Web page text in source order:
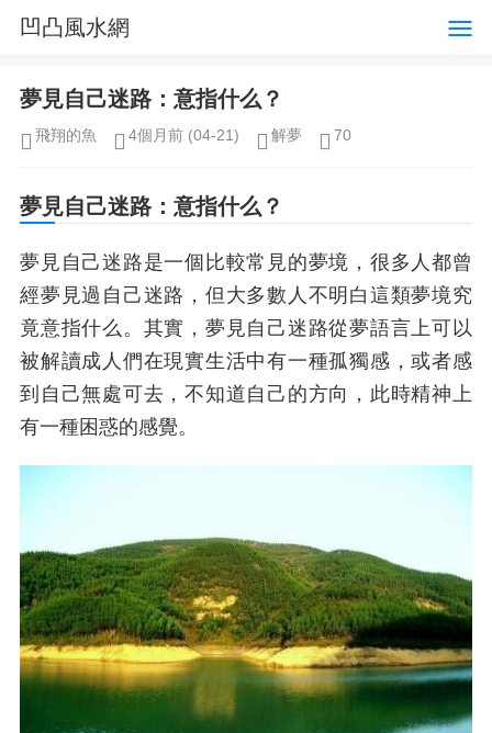
凹凸風水網
夢見自己迷路：意指什么？
飛翔的魚 4個月前 (04-21) 解夢 70
夢見自己迷路：意指什么？
夢見自己迷路是一個比較常見的夢境，很多人都曾
經夢見過自己迷路，但大多數人不明白這類夢境究
竟意指什么。其實，夢見自己迷路從夢語言上可以
被解讀成人們在現實生活中有一種孤獨感，或者感
到自己無處可去，不知道自己的方向，此時精神上
有一種困惑的感覺。